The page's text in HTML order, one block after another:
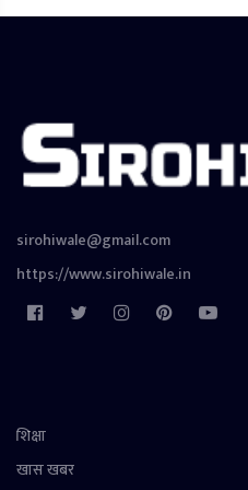
sirohiwale@gmail.com
https://www.sirohiwale.in
शिक्षा
खास खबर